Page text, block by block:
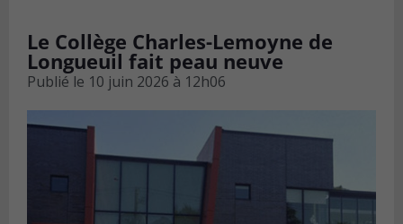
Le Collège Charles-Lemoyne de
Longueuil fait peau neuve
Publié le 10 juin 2026 à 12h06